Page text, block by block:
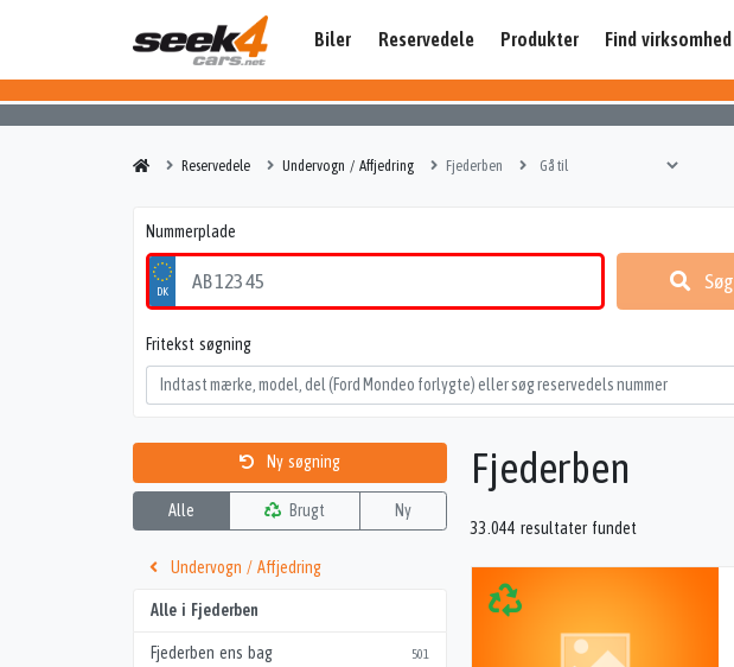
Biler Reservedele Produkter Find virksomhed
Reservedele Undervogn / Affjedring Fjederben
Nummerplade
Søg
Fritekst søgning
Ny søgning
Alle Brugt Ny
Undervogn / Affjedring
Alle i Fjederben
Fjederben ens bag 501
Fjederben
33.044 resultater fundet